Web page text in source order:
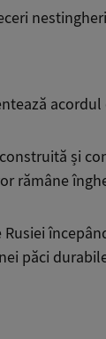
și
rămâne
păci